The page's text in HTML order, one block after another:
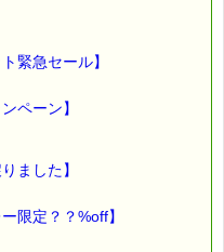
緊急セール】
ペーン】
ました】
限定？？%off】